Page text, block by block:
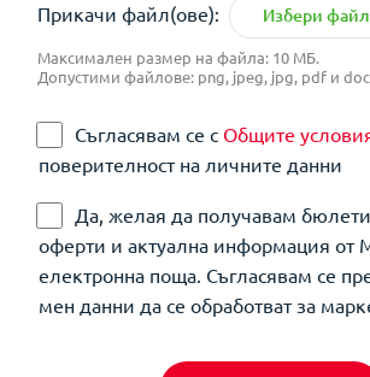
Прикачи файл(ове): Избери
Максимален размер на файла: 10 МБ.
Допустими файлове: png, jpeg, jpg, pdf и
Съгласявам се с Общите
поверителност на личните данни
Да, желая да получавам
оферти и актуална информация от
електронна поща. Съгласявам се
мен данни да се обработват за